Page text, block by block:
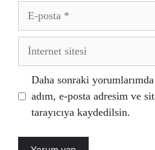
posta
İnternet
Daha sonraki
adım, e-posta adresim ve
tarayıcıya kaydedilsin.